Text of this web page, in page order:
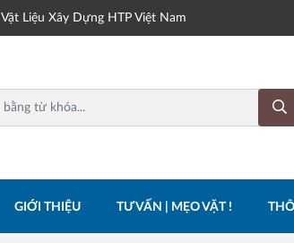
Vật Liệu Xây Dựng HTP Việt Nam
GIỚI THIỆU TƯ VẤN | MẸO VẶT !